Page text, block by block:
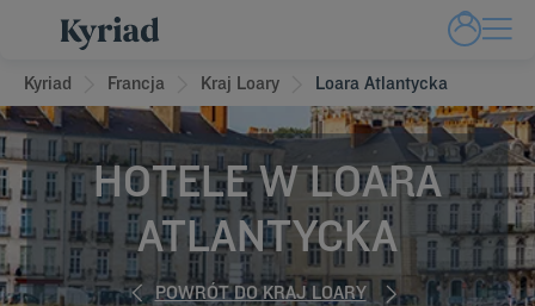
Kyriad Francja Kraj Loary Loara Atlantycka
HOTELE W LOARA
ATLANTYCKA
POWRÓT DO KRAJ LOARY